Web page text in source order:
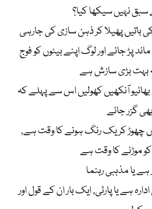
نہیں سیکھا کیا؟
باتیں پھیلا کر ذہن سازی کی جارہی
پڑ جائے اور لوگ اپنے بیٹوں کو فوج
بہت بڑی سازش ہے
آنکھیں کھولیں ‏اس سے پہلے کہ
گزر جائے
چھوڑ کر یک رنگ ہونے کا وقت ہے,
موڑنے کا وقت ہے
یا مذہبی رہنما
ہے یا پارٹی, ایک بار ان کے قول اور